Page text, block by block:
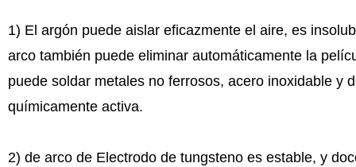
1) El argón puede aislar eficazmente el aire, es
arco también puede eliminar automáticamente la
puede soldar metales no ferrosos, acero inoxidable y
químicamente activa.
2) de arco de Electrodo de tungsteno es estable, y